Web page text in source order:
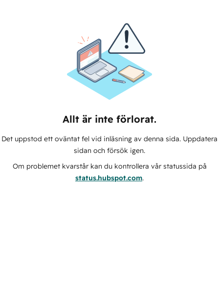
Allt är inte förlorat.
Det uppstod ett oväntat fel vid inläsning av denna sida. Uppdatera
sidan och försök igen.
Om problemet kvarstår kan du kontrollera vår statussida på
status.hubspot.com.